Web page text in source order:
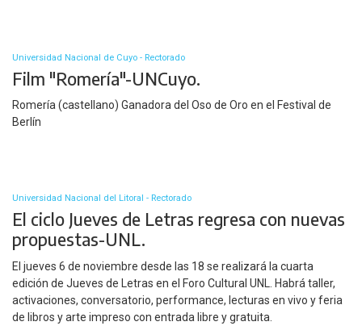
Universidad Nacional de Cuyo - Rectorado
Film "Romería"-UNCuyo.
Romería (castellano) Ganadora del Oso de Oro en el Festival de
Berlín
Universidad Nacional del Litoral - Rectorado
El ciclo Jueves de Letras regresa con nuevas
propuestas-UNL.
El jueves 6 de noviembre desde las 18 se realizará la cuarta
edición de Jueves de Letras en el Foro Cultural UNL. Habrá taller,
activaciones, conversatorio, performance, lecturas en vivo y feria
de libros y arte impreso con entrada libre y gratuita.